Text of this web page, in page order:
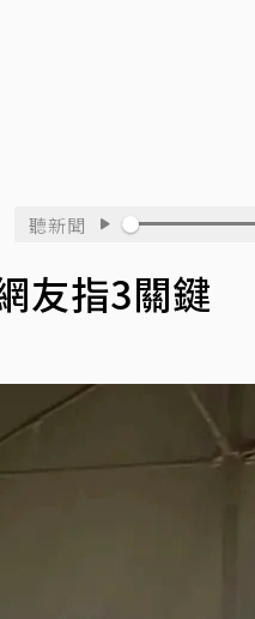
聽新聞
友指3關鍵